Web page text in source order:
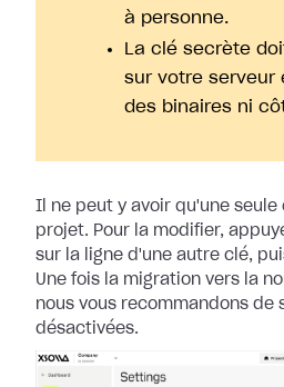
à personne.
La clé secrète
sur votre serveur
des binaires ni
Il ne peut y avoir qu'une
projet. Pour la modifier,
sur la ligne d'une autre clé,
Une fois la migration vers la
nous vous recommandons de
désactivées.